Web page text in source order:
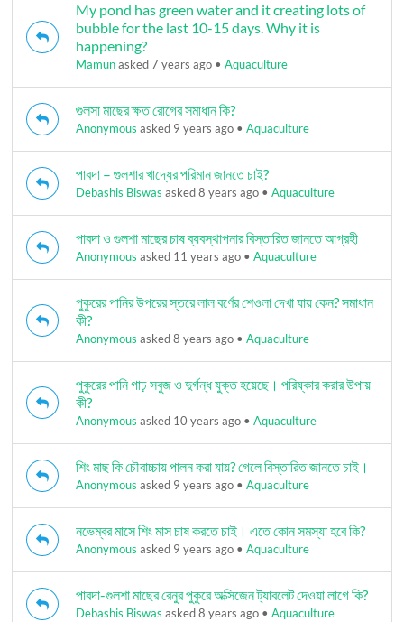
My pond has green water and it creating lots of
bubble for the last 10-15 days. Why it is
happening?
Mamunasked 7 years ago •Aquaculture
গুলসা মাছের ক্ষত রোগের সমাধান কি?
Anonymous asked 9 years ago •Aquaculture
পাবদা – গুলশার খাদ্যের পরিমান জানতে চাই?
Debashis Biswas asked 8 years ago •Aquaculture
পাবদা ও গুলশা মাছের চাষ ব্যবস্থাপনার বিস্তারিত জানতে আগ্রহী
Anonymous asked 11 years ago •Aquaculture
পুকুরের পানির উপরের স্তরে লাল বর্ণের শেওলা দেখা যায় কেন? সমাধান
কী?
Anonymous asked 8 years ago •Aquaculture
পুকুরের পানি গাঢ় সবুজ ও দুর্গন্ধ যুক্ত হয়েছে। পরিষ্কার করার উপায়
কী?
Anonymous asked 10 years ago •Aquaculture
শিং মাছ কি চৌবাচ্চায় পালন করা যায়? গেলে বিস্তারিত জানতে চাই।
Anonymous asked 9 years ago •Aquaculture
নভেম্বর মাসে শিং মাস চাষ করতে চাই। এতে কোন সমস্যা হবে কি?
Anonymous asked 9 years ago •Aquaculture
পাবদা-গুলশা মাছের রেনুর পুকুরে অক্সিজেন ট্যাবলেট দেওয়া লাগে কি?
Debashis Biswas asked 8 years ago •Aquaculture